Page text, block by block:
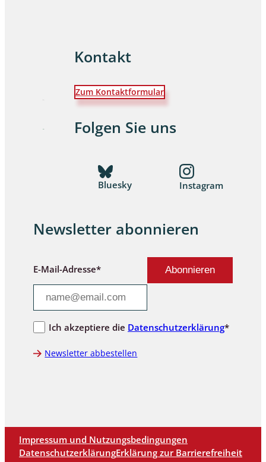
Kontakt
Zum Kontaktformular
Folgen Sie uns
Bluesky Instagram
Newsletter abonnieren
E-Mail-Adresse*
Ich akzeptiere die Datenschutzerklärung*
Newsletter abbestellen
Impressum und Nutzungsbedingungen
DatenschutzerklärungErklärung zur Barrierefreiheit